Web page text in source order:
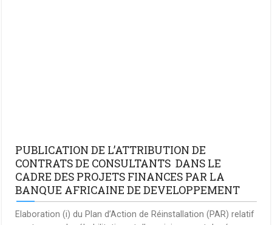
PUBLICATION DE L’ATTRIBUTION DE
CONTRATS DE CONSULTANTS DANS LE
CADRE DES PROJETS FINANCES PAR LA
BANQUE AFRICAINE DE DEVELOPPEMENT
Elaboration (i) du Plan d’Action de Réinstallation (PAR) relatif